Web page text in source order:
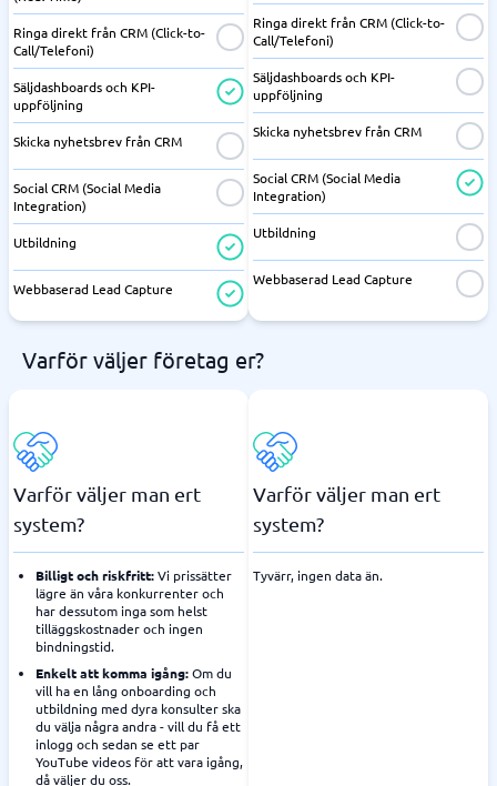
Ringa direkt från CRM (Click-to-
Call/Telefoni)
Säljdashboards och KPI-
uppföljning
Skicka nyhetsbrev från CRM
Social CRM (Social Media
Integration)
Utbildning
Webbaserad Lead Capture
Ringa direkt från CRM (Click-to-
Call/Telefoni)
Säljdashboards och KPI-
uppföljning
Skicka nyhetsbrev från CRM
Social CRM (Social Media
Integration)
Utbildning
Webbaserad Lead Capture
Varför väljer företag er?
Varför väljer man ert
system?
Billigt och riskfritt:Vi prissätter
lägre än våra konkurrenter och
har dessutom inga som helst
tilläggskostnader och ingen
bindningstid.
Enkelt att komma igång:Om du
vill ha en lång onboarding och
utbildning med dyra konsulter ska
du välja några andra - vill du få ett
inlogg och sedan se ett par
YouTube videos för att vara igång,
då väljer du oss.
Varför väljer man ert
system?
Tyvärr, ingen data än.